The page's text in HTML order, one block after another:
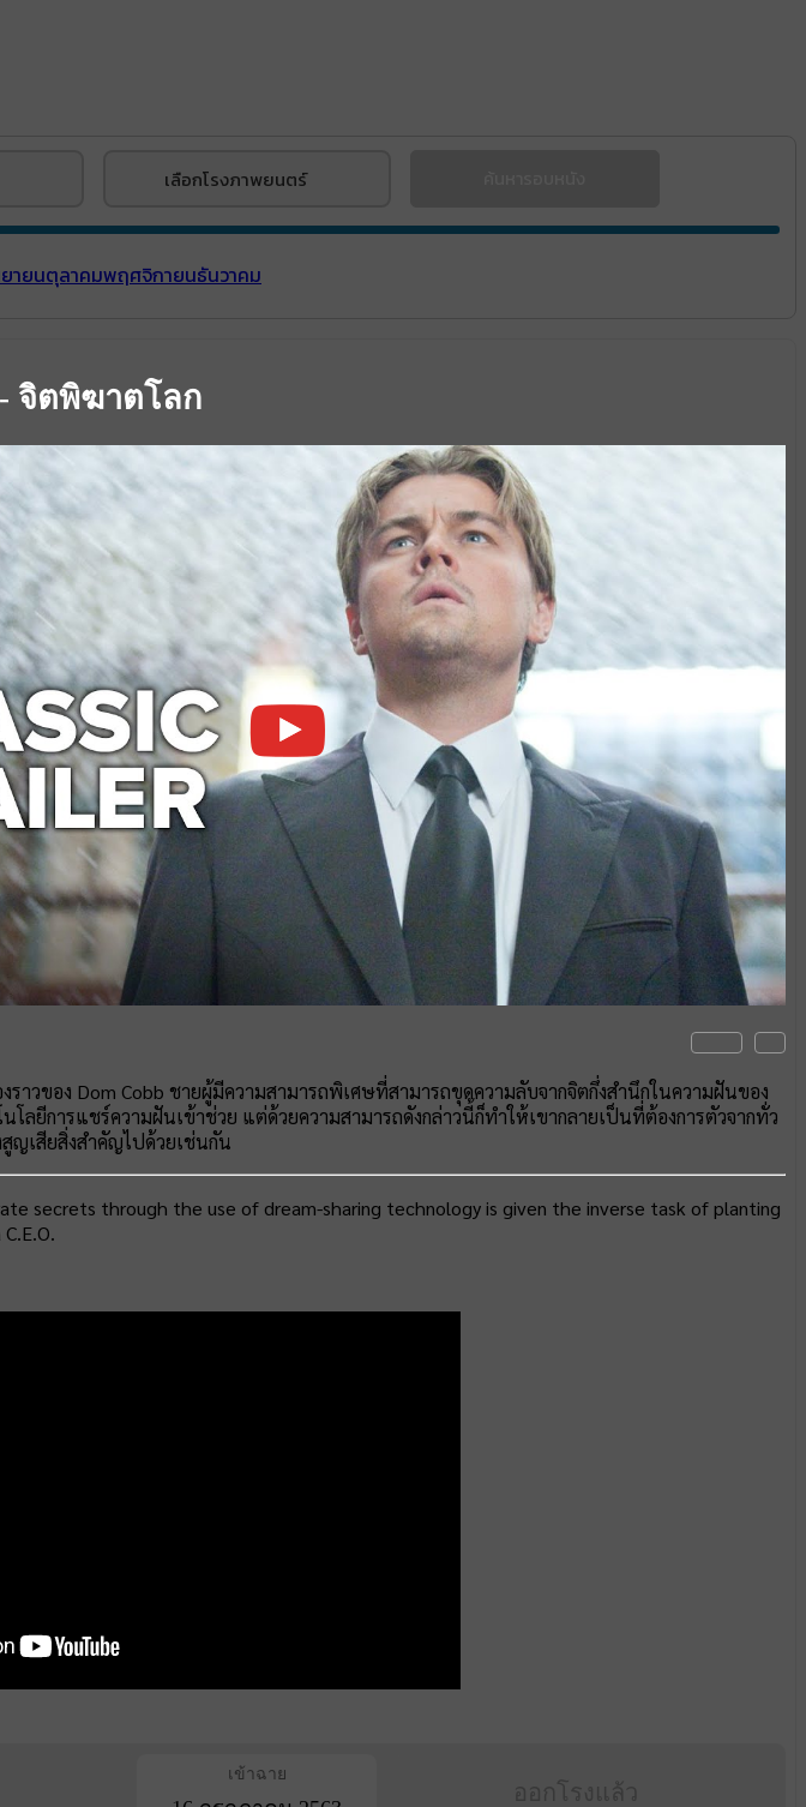
เลือกโรงภาพยนตร์
ายนตุลาคมพฤศจิกายนธันวาคม
จิตพิฆาตโลก
งราวของ Dom Cobb ชายผู้มีความสามารถพิเศษที่สามารถขุดความลับจากจิตกึ่งสำนึกในความฝันของ
นโลยีการแชร์ความฝันเข้าช่วย แต่ด้วยความสามารถดังกล่าวนี้ก็ทำให้เขากลายเป็นที่ต้องการตัวจากทั่ว
ญเสียสิ่งสำคัญไปด้วยเช่นกัน
secrets through the use of dream-sharing technology is given the inverse task of planting
เข้าฉาย